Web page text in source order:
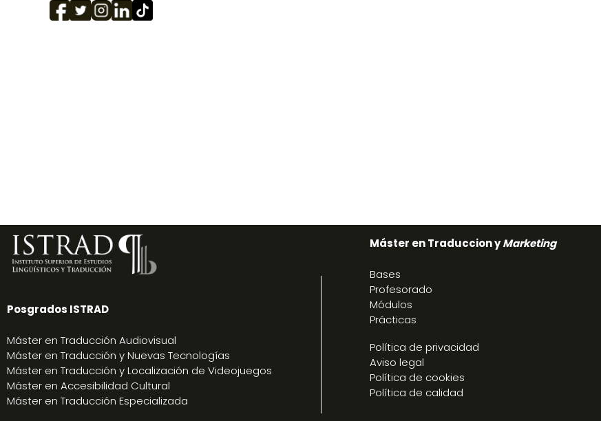
Posgrados ISTRAD
Máster en Traducción Audiovisual
Máster en Traducción y Nuevas Tecnologías
Máster en Traducción y Localización de Videojuegos
Máster en Accesibilidad Cultural
Máster en Traducción Especializada
Máster en Traduccion yMarketing
Bases
Profesorado
Módulos
Prácticas
Política de privacidad
Aviso legal
Política de cookies
Política de calidad